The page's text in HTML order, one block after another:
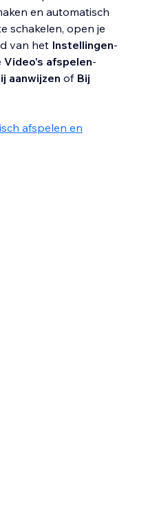
en automatisch
schakelen, open je
van het Instellingen-
Video's afspelen-
aanwijzen of Bij
afspelen en